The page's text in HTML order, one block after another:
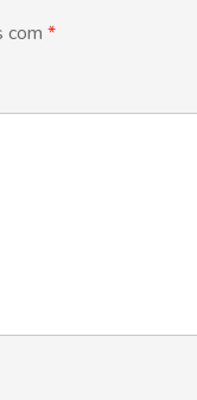
com *